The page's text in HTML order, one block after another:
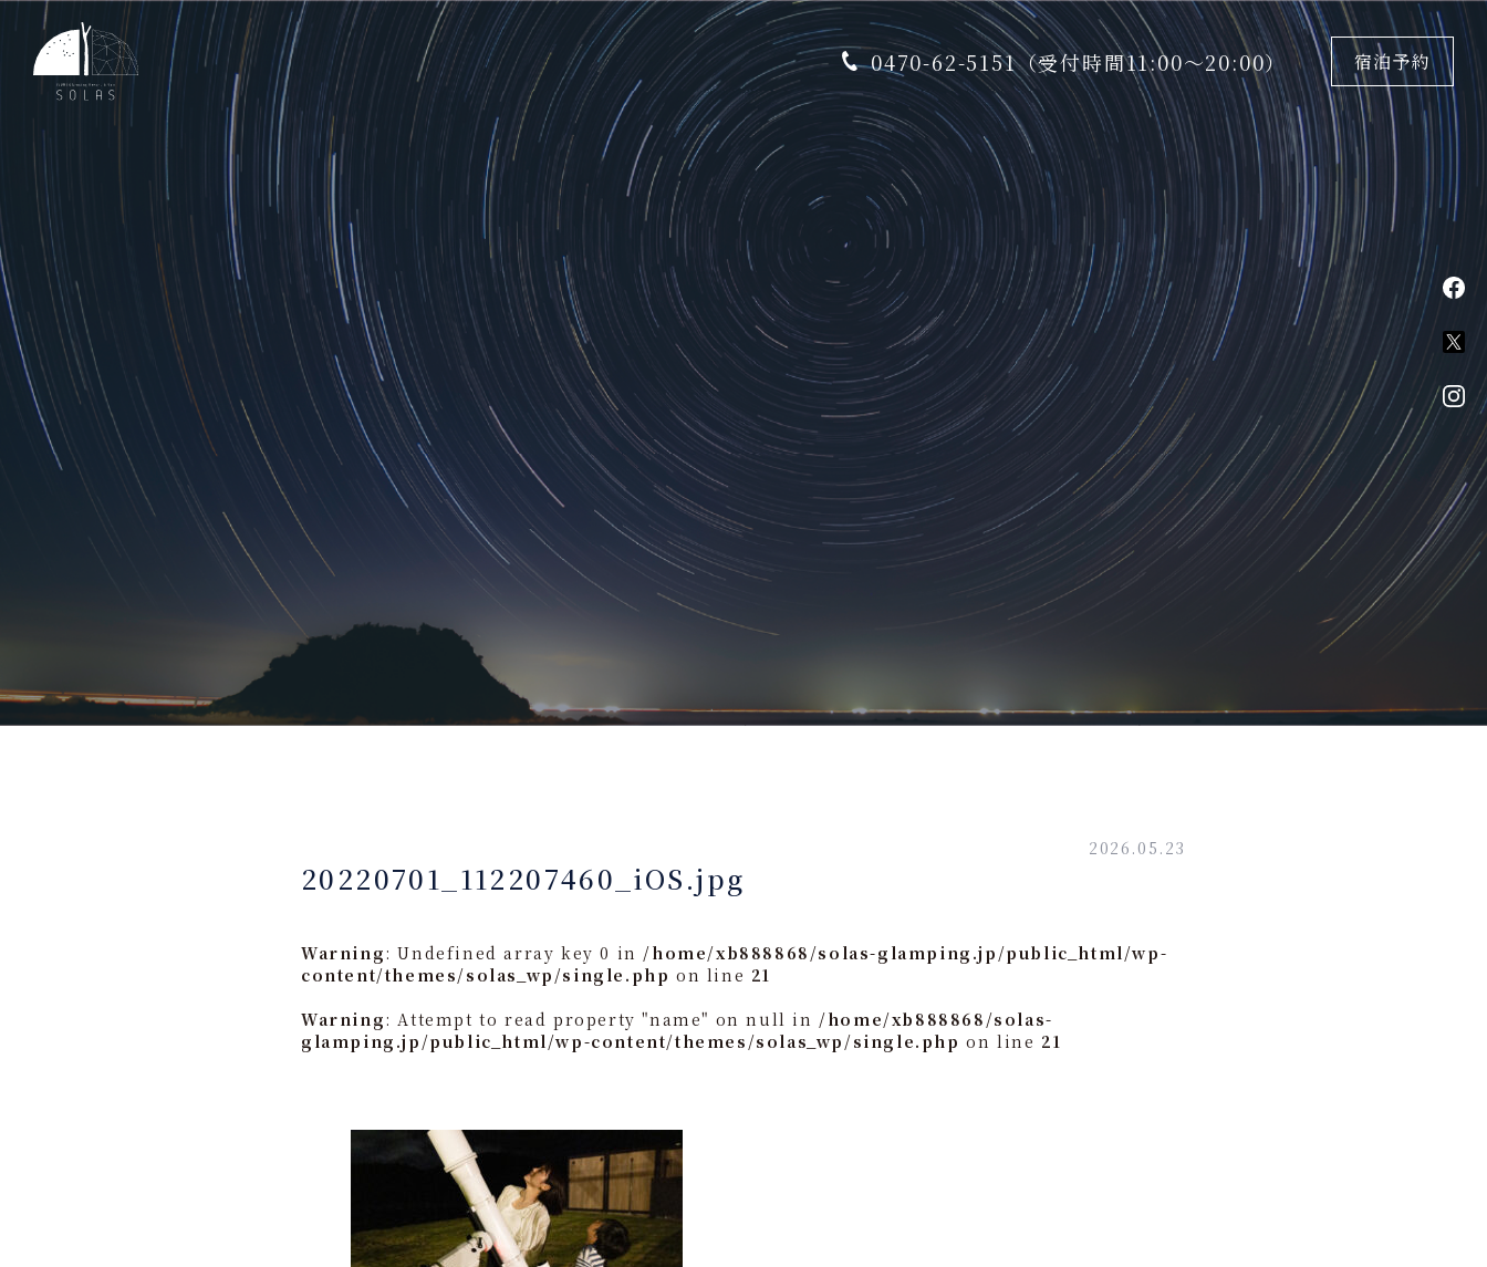
0470-62-5151（受付時間11:00〜20:00） 宿泊予約
2026.05.23
20220701_112207460_iOS.jpg
Warning: Undefined array key 0 in /home/xb888868/solas-glamping.jp/public_html/wp-
content/themes/solas_wp/single.php on line 21
Warning: Attempt to read property "name" on null in /home/xb888868/solas-
glamping.jp/public_html/wp-content/themes/solas_wp/single.php on line 21